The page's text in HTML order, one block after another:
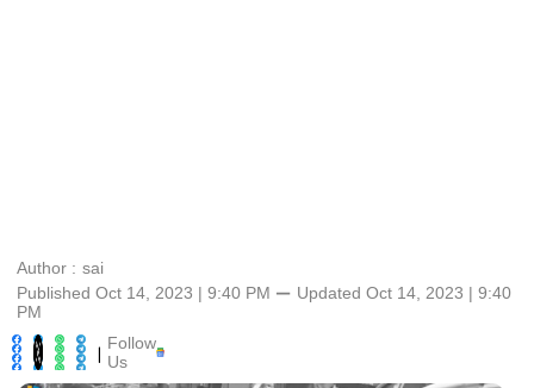
Author : sai
Published Oct 14, 2023 | 9:40 PM ⚊ Updated Oct 14, 2023 | 9:40
PM
| Follow
Us